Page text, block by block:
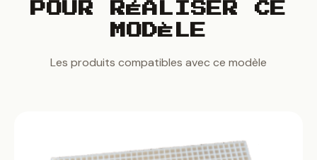
POUR RÉALISER CE
MODÈLE
Les produits compatibles avec ce modèle